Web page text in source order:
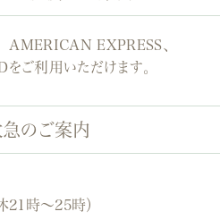
EXPRESS、
ご利用いただけます。
のご案内
21時～25時）